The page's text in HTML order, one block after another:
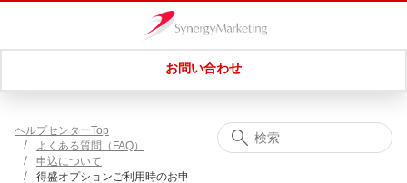
お問い合わせ
ヘルプセンターTop
よくある質問（FAQ）
申込について
得盛オプションご利用時のお申